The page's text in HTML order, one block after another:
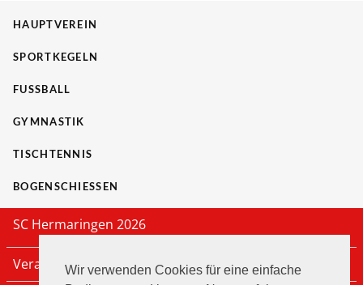
Wir verwenden Cookies für eine einfache
HAUPTVEREIN
SPORTKEGELN
FUSSBALL
GYMNASTIK
TISCHTENNIS
BOGENSCHIESSEN
SC Hermaringen 2026
Veranstaltungen